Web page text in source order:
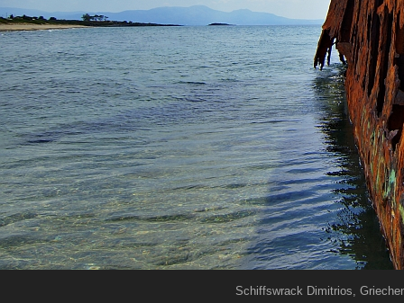
Schiffswrack Dimitrios,